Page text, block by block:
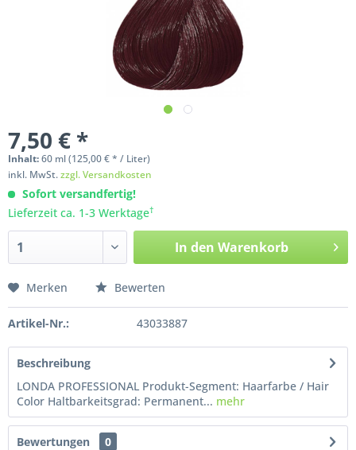
7,50 € *
Inhalt:60 ml(125,00 € * / Liter)
inkl. MwSt.zzgl. Versandkosten
Sofort versandfertig!
Lieferzeit ca. 1-3 Werktage†
In den Warenkorb
Merken Bewerten
Artikel-Nr.: 43033887
Beschreibung
LONDA PROFESSIONAL Produkt-Segment: Haarfarbe / Hair
Color Haltbarkeitsgrad: Permanent... mehr
Bewertungen
0